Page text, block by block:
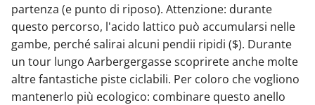
partenza (e punto di riposo). Attenzione: durante
questo percorso, l'acido lattico può accumularsi nelle
gambe, perché salirai alcuni pendii ripidi ($). Durante
un tour lungo Aarbergergasse scoprirete anche molte
altre fantastiche piste ciclabili. Per coloro che vogliono
mantenerlo più ecologico: combinare questo anello